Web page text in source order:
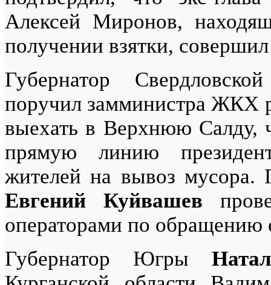
Алексей Миронов,
получении взятки,
Губернатор
поручил замминистра ЖКХ
выехать в Верхнюю Салду,
прямую линию
жителей на вывоз мусора.
Евгений Куйвашев
операторами по обращению
Губернатор Югры